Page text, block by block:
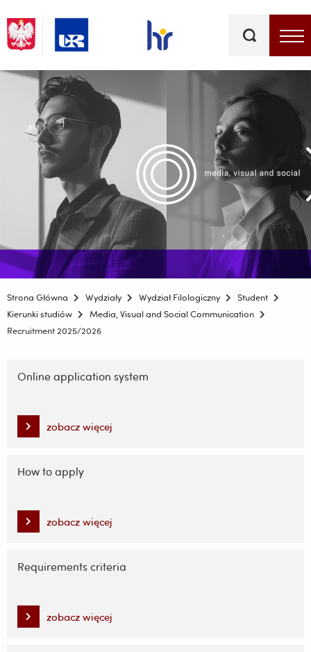
kluczowe
Menu - górna belka
Strona Główna Wydziały Wydział Filologiczny
Student
Kierunki studiów
Media, Visual and Social Communication
Recruitment 2025/2026
nawigację
treści
Online application system
zobacz więcej
How to apply
zobacz więcej
Requirements criteria
zobacz więcej